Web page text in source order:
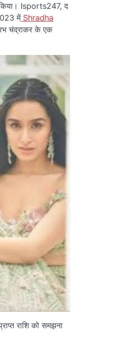
किया। Isports247, द
मेंShradha
चंद्राकर के एक
राशि को समझना